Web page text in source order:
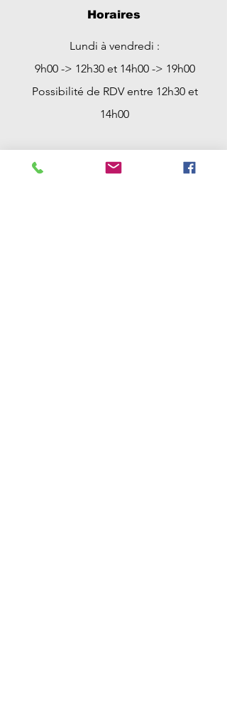
Horaires
Lundi à vendredi :
9h00 -> 12h30 et 14h00 -> 19h00
Possibilité de RDV entre 12h30 et
14h00
Samedi : 9h00 -> 12h30